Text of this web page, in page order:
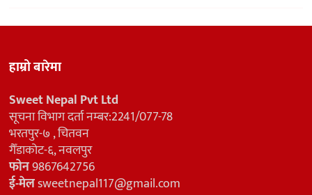
हाम्रो बारेमा
Sweet Nepal Pvt Ltd
सूचना विभाग दर्ता नम्बर:2241/077-78
भरतपुर-७ , चितवन
गैँडाकोट-६, नवलपुर
फोन9867642756
ई-मेलsweetnepal117@gmail.com